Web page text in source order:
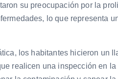
su preocupación por la
lo que representa
los habitantes hicieron un
realicen una inspección en